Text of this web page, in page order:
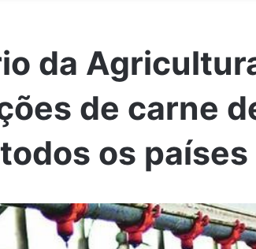
da
de carne
os países